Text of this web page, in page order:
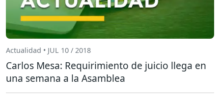
Actualidad • JUL 10 / 2018
Carlos Mesa: Requirimiento de juicio llega en
una semana a la Asamblea